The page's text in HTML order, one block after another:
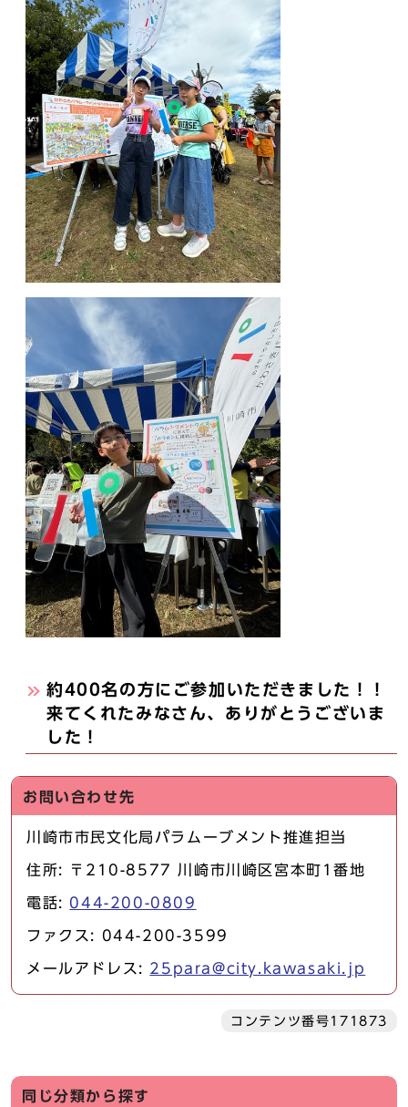
約400名の方にご参加いただきました！！
来てくれたみなさん、ありがとうございま
した！
お問い合わせ先
川崎市市民文化局パラムーブメント推進担当
住所: 〒210-8577 川崎市川崎区宮本町1番地
電話: 044-200-0809
ファクス: 044-200-3599
メールアドレス: 25para@city.kawasaki.jp
コンテンツ番号171873
同じ分類から探す